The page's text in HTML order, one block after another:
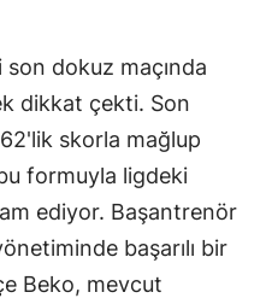
dokuz maçında
dikkat çekti. Son
skorla mağlup
formuyla ligdeki
ediyor. Başantrenör
başarılı bir
Beko, mevcut